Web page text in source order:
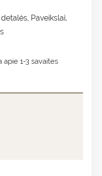
, Paveikslai,
apie 1-3 savaites